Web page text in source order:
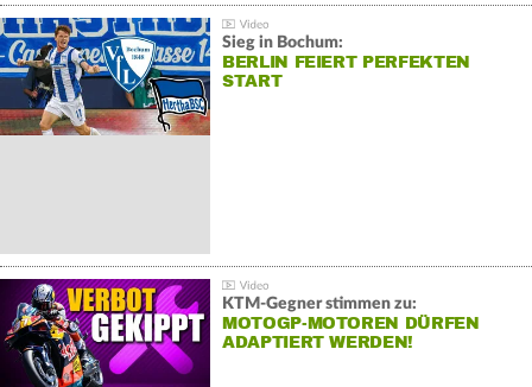
Sieg in Bochum:
BERLIN FEIERT PERFEKTEN
START
KTM-Gegner stimmen zu:
MOTOGP-MOTOREN DÜRFEN
ADAPTIERT WERDEN!